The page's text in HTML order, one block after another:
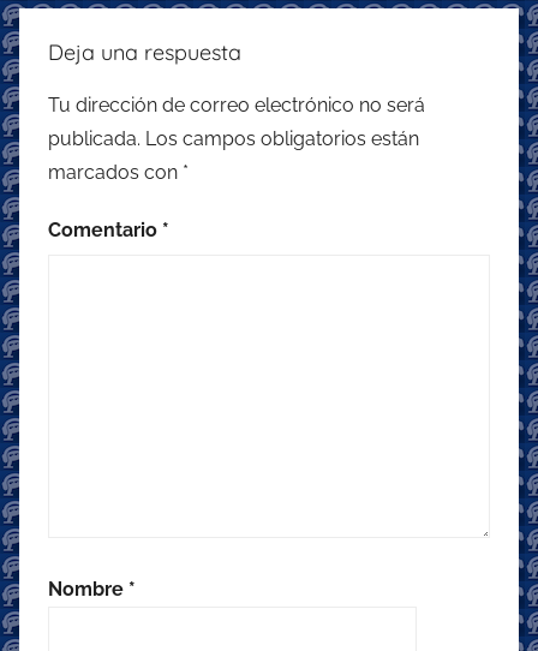
Deja una respuesta
Tu dirección de correo electrónico no será
publicada. Los campos obligatorios están
marcados con *
Comentario *
Nombre *